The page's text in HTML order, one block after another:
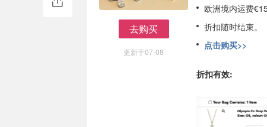
去购买
更新于07-08
欧洲境内运费
折扣随时结束。
点击购买>>
折扣有效: